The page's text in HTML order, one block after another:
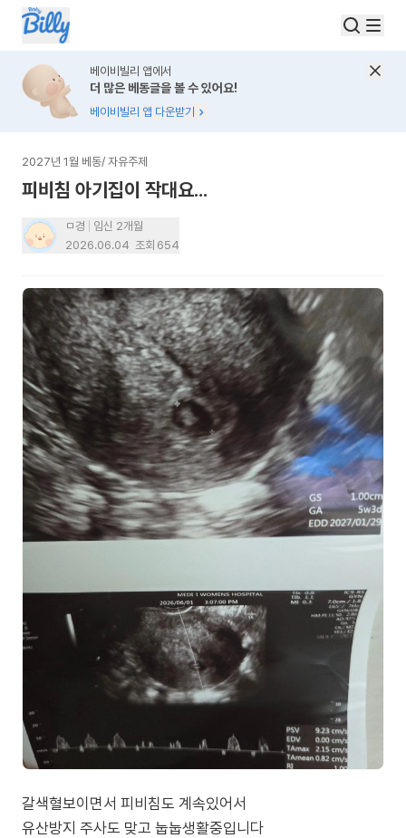
베이비빌리 앱에서
더 많은 베동글을 볼 수 있어요!
베이비빌리 앱 다운받기
2027년 1월 베동/ 자유주제
피비침 아기집이 작대요...
ㅁ경
임신 2개월
2026.06.04 조회 654
갈색혈보이면서 피비침도 계속있어서
유산방지 주사도 맞고 눕눕생활중입니다